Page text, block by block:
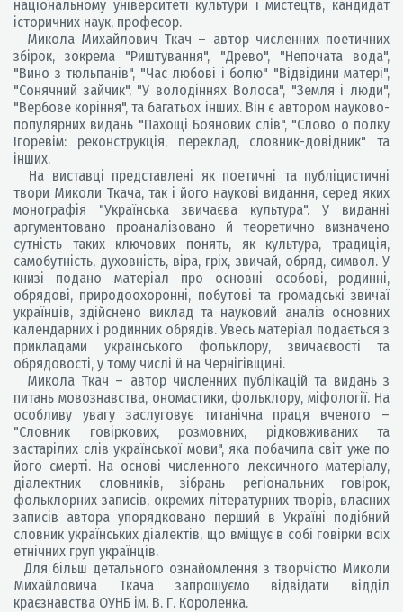
національному університеті культури і мистецтв, кандидат
історичних наук, професор.
Микола Михайлович Ткач – автор численних поетичних
збірок, зокрема "Риштування", "Древо", "Непочата вода",
"Вино з тюльпанів", "Час любові і болю" "Відвідини матері",
"Сонячний зайчик", "У володіннях Волоса", "Земля і люди",
"Вербове коріння", та багатьох інших. Він є автором науково-
популярних видань "Пахощі Боянових слів", "Слово о полку
Ігоревім: реконструкція, переклад, словник-довідник" та
інших.
На виставці представлені як поетичні та публіцистичні
твори Миколи Ткача, так і його наукові видання, серед яких
монографія "Українська звичаєва культура". У виданні
аргументовано проаналізовано й теоретично визначено
сутність таких ключових понять, як культура, традиція,
самобутність, духовність, віра, гріх, звичай, обряд, символ. У
книзі подано матеріал про основні особові, родинні,
обрядові, природоохоронні, побутові та громадські звичаї
українців, здійснено виклад та науковий аналіз основних
календарних і родинних обрядів. Увесь матеріал подається з
прикладами українського фольклору, звичаєвості та
обрядовості, у тому числі й на Чернігівщині.
Микола Ткач – автор численних публікацій та видань з
питань мовознавства, ономастики, фольклору, міфології. На
особливу увагу заслуговує титанічна праця вченого –
"Словник говіркових, розмовних, рідковживаних та
застарілих слів української мови", яка побачила світ уже по
його смерті. На основі численного лексичного матеріалу,
діалектних словників, зібрань регіональних говірок,
фольклорних записів, окремих літературних творів, власних
записів автора упорядковано перший в Україні подібний
словник українських діалектів, що вміщує в собі говірки всіх
етнічних груп українців.
Для більш детального ознайомлення з творчістю Миколи
Михайловича Ткача запрошуємо відвідати відділ
краєзнавства ОУНБ ім. В. Г. Короленка.